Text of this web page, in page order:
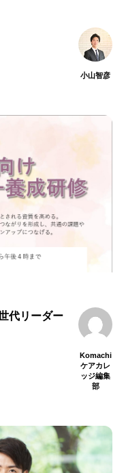
小山智彦
代リーダー
Komachi
ケアカレ
ッジ編集
部